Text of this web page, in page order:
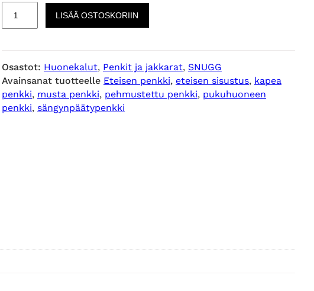
u
s
t
e
LISÄÄ OSTOSKORIIN
Osastot: Huonekalut, Penkit ja jakkarat, SNUGG
Avainsanat tuotteelle Eteisen penkki, eteisen sisustus, kapea
penkki, musta penkki, pehmustettu penkki, pukuhuoneen
penkki, sängynpäätypenkki